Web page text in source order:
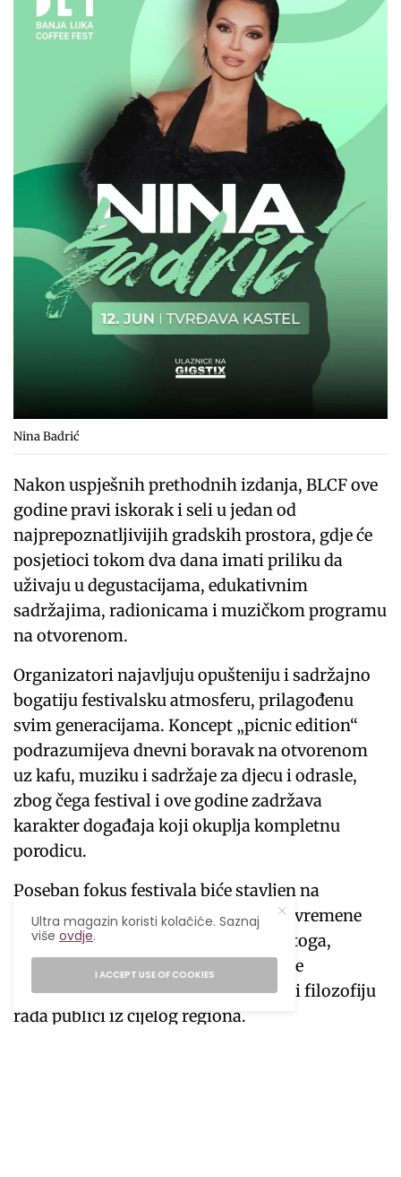
Nina Badrić
Nakon uspješnih prethodnih izdanja, BLCF ove
godine pravi iskorak i seli u jedan od
najprepoznatljivijih gradskih prostora, gdje će
posjetioci tokom dva dana imati priliku da
uživaju u degustacijama, edukativnim
sadržajima, radionicama i muzičkom programu
na otvorenom.
Organizatori najavljuju opušteniju i sadržajno
bogatiju festivalsku atmosferu, prilagođenu
svim generacijama. Koncept „picnic edition“
podrazumijeva dnevni boravak na otvorenom
uz kafu, muziku i sadržaje za djecu i odrasle,
zbog čega festival i ove godine zadržava
karakter događaja koji okuplja kompletnu
porodicu.
Poseban fokus festivala biće stavljen na
specialty coffee scenu i promociju savremene
kulture pripreme kafe. Upravo zbog toga,
otvoren je i poziv za izlagače koji žele
predstaviti svoju ponudu, proizvode i filozofiju
rada publici iz cijelog regiona.
Ultra magazin koristi kolačiće. Saznaj
višeovdje.
I ACCEPT USE OF COOKIES